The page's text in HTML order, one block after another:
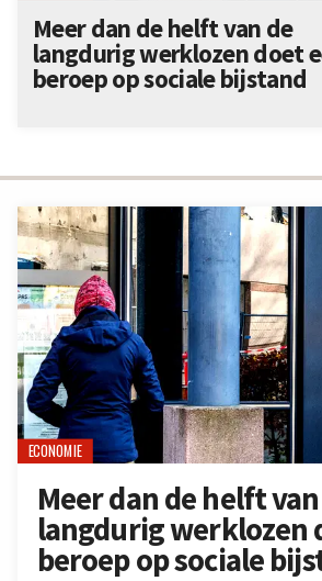
ECONOMIE
Meer dan de helft
langdurig werklozen
beroep op sociale
Meer dan de helft van de
langdurig werklozen doet
beroep op sociale bijstand